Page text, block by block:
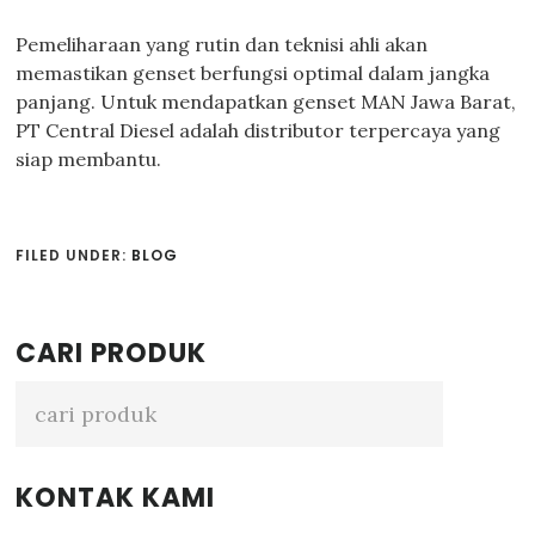
Pemeliharaan yang rutin dan teknisi ahli akan
memastikan genset berfungsi optimal dalam jangka
panjang. Untuk mendapatkan genset MAN Jawa Barat,
PT Central Diesel adalah distributor terpercaya yang
siap membantu.
FILED UNDER: BLOG
Primary
Sidebar
CARI PRODUK
KONTAK KAMI